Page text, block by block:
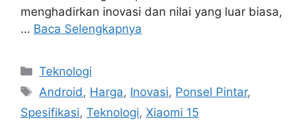
menghadirkan inovasi dan nilai yang luar biasa,
… Baca Selengkapnya
Kategori
Teknologi
Tag
Android , Harga, Inovasi, Ponsel Pintar,
Spesifikasi, Teknologi, Xiaomi 15